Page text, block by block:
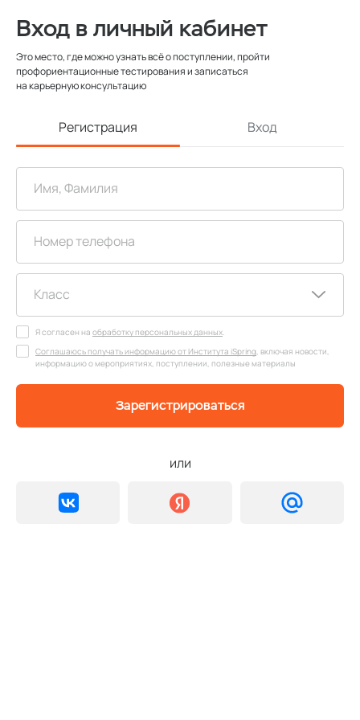
Вход в личный кабинет
Это место, где можно узнать всё о поступлении, пройти
профориентационные тестирования и записаться
на карьерную консультацию
Регистрация Вход
Я согласен на обработку персональных данных.
Соглашаюсь получать информацию от Института iSpring, включая новости,
информацию о мероприятиях, поступлении, полезные материалы
Зарегистрироваться
или